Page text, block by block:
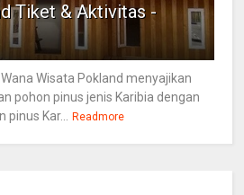
Tiket & Aktivitas -
Wisata Pokland menyajikan
pohon pinus jenis Karibia dengan
pinus Kar... Readmore